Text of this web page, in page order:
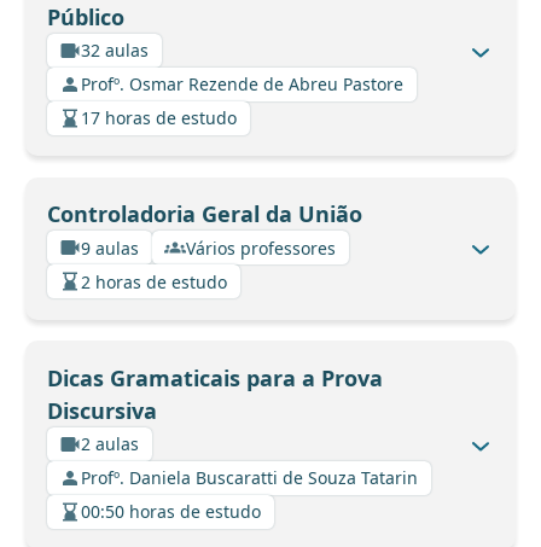
Público
32 aulas
Profº. Osmar Rezende de Abreu Pastore
17 horas de estudo
Controladoria Geral da União
9 aulas
Vários professores
2 horas de estudo
Dicas Gramaticais para a Prova
Discursiva
2 aulas
Profº. Daniela Buscaratti de Souza Tatarin
00:50 horas de estudo